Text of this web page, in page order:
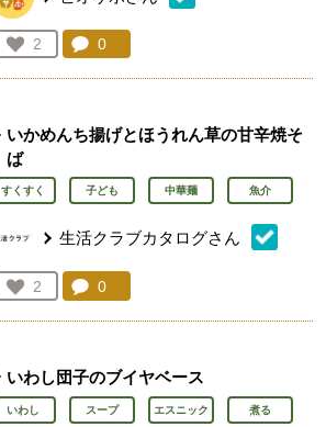
お気に入り登録：
2
人が登録
コメント：
0
いかめんち揚げとほうれん草の甘辛焼そ
ば
すくすく 子ども 中華麺 魚介
生活クラブカタログさん
お気に入り登録：
2
人が登録
コメント：
0
いわし団子のブイヤベース
いわし スープ エスニック 煮る